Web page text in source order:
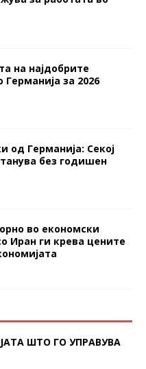
на најдобрите
за 2026
од Германија: Секој
без годишен
во економски
Иран ги крева цените
ШТО ГО УПРАВУВА